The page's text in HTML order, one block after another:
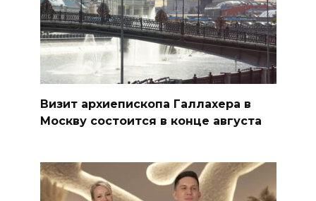
Визит архиепископа Галлахера в
Москву состоится в конце августа